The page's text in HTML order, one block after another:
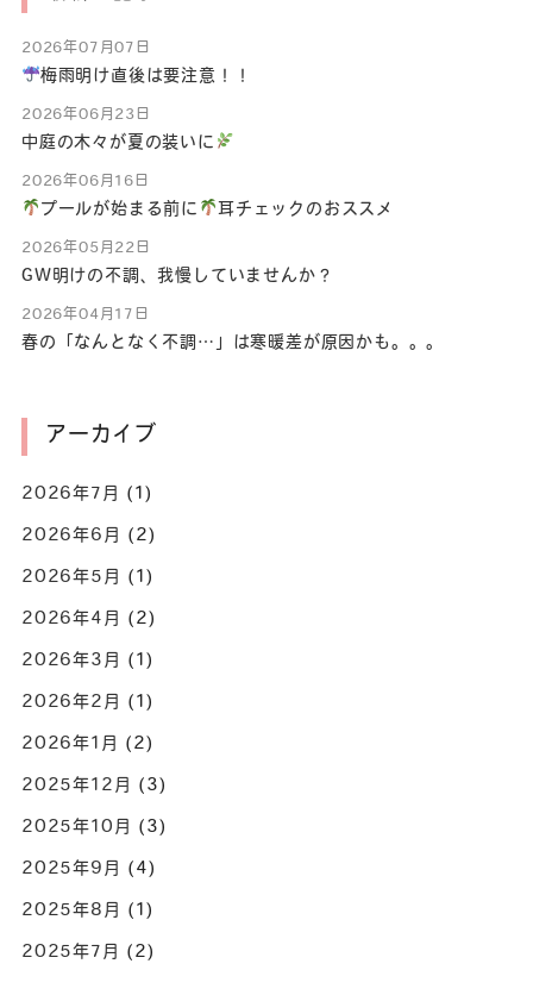
2026年07月07日
梅雨明け直後は要注意！！
2026年06月23日
中庭の木々が夏の装いに
2026年06月16日
プールが始まる前に 耳チェックのおススメ
2026年05月22日
GW明けの不調、我慢していませんか？
2026年04月17日
春の「なんとなく不調…」は寒暖差が原因かも。。。
アーカイブ
2026年7月 (1)
2026年6月 (2)
2026年5月 (1)
2026年4月 (2)
2026年3月 (1)
2026年2月 (1)
2026年1月 (2)
2025年12月 (3)
2025年10月 (3)
2025年9月 (4)
2025年8月 (1)
2025年7月 (2)